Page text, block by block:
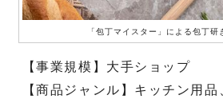
「包丁マイスター」による包丁研
【事業規模】大手ショップ
【商品ジャンル】キッチン用品